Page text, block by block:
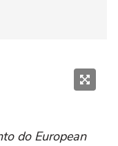
do European